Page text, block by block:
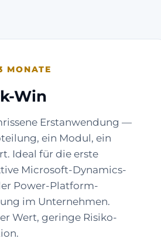
MONATE
Win
Erstanwendung —
ein Modul, ein
Ideal für die erste
Microsoft-Dynamics-
Power-Platform-
im Unternehmen.
Wert, geringe Risiko-